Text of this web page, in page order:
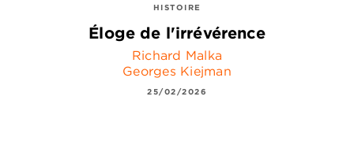
HISTOIRE
Éloge de l'irrévérence
Richard Malka
Georges Kiejman
25/02/2026